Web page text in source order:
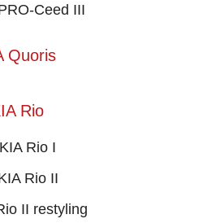
Ceed III
Quoris
Rio
KIA Rio I
Rio II
II restyling